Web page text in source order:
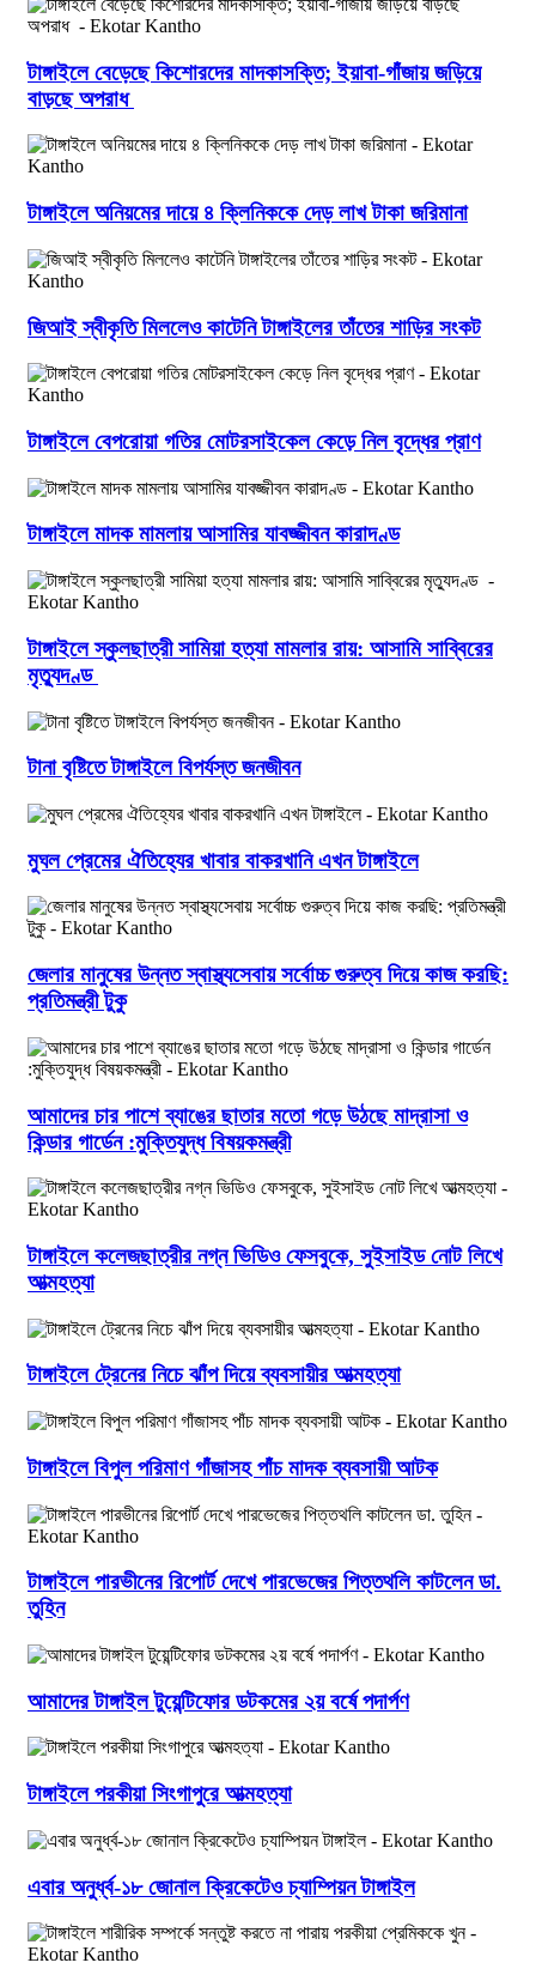
টাঙ্গাইলে বেড়েছে কিশোরদের মাদকাসক্তি; ইয়াবা-গাঁজায় জড়িয়ে
বাড়ছে অপরাধ
টাঙ্গাইলে অনিয়মের দায়ে ৪ ক্লিনিককে দেড় লাখ টাকা জরিমানা
জিআই স্বীকৃতি মিললেও কাটেনি টাঙ্গাইলের তাঁতের শাড়ির সংকট
টাঙ্গাইলে বেপরোয়া গতির মোটরসাইকেল কেড়ে নিল বৃদ্ধের প্রাণ
টাঙ্গাইলে মাদক মামলায় আসামির যাবজ্জীবন কারাদণ্ড
টাঙ্গাইলে স্কুলছাত্রী সামিয়া হত্যা মামলার রায়: আসামি সাব্বিরের
মৃত্যুদণ্ড
টানা বৃষ্টিতে টাঙ্গাইলে বিপর্যস্ত জনজীবন
মুঘল প্রেমের ঐতিহ্যের খাবার বাকরখানি এখন টাঙ্গাইলে
জেলার মানুষের উন্নত স্বাস্থ্যসেবায় সর্বোচ্চ গুরুত্ব দিয়ে কাজ করছি:
প্রতিমন্ত্রী টুকু
আমাদের চার পাশে ব্যাঙের ছাতার মতো গড়ে উঠছে মাদ্রাসা ও
কিন্ডার গার্ডেন :মুক্তিযুদ্ধ বিষয়কমন্ত্রী
টাঙ্গাইলে কলেজছাত্রীর নগ্ন ভিডিও ফেসবুকে, সুইসাইড নোট লিখে
আত্মহত্যা
টাঙ্গাইলে ট্রেনের নিচে ঝাঁপ দিয়ে ব্যবসায়ীর আত্মহত্যা
টাঙ্গাইলে বিপুল পরিমাণ গাঁজাসহ পাঁচ মাদক ব্যবসায়ী আটক
টাঙ্গাইলে পারভীনের রিপোর্ট দেখে পারভেজের পিত্তথলি কাটলেন ডা.
তুহিন
আমাদের টাঙ্গাইল টুয়েন্টিফোর ডটকমের ২য় বর্ষে পদার্পণ
টাঙ্গাইলে পরকীয়া সিংগাপুরে আত্মহত্যা
এবার অনুর্ধ্ব-১৮ জোনাল ক্রিকেটেও চ্যাম্পিয়ন টাঙ্গাইল